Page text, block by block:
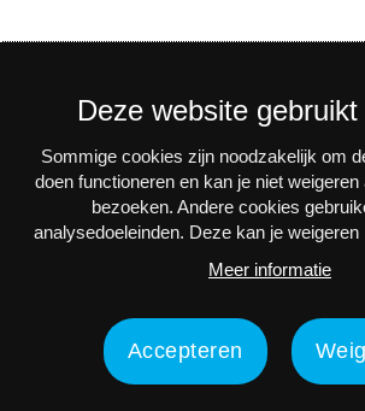
Nieuwsbrief
Via e-mail op de hoogte blijven van
activiteiten? Schrijf je in voor onze
nieuwsbrieven!
Nu inschrijven
Disclaimer
Deze website
Sommige cookies zijn noodzakelijk om
doen functioneren en kan je niet
bezoeken. Andere cookies
analysedoeleinden. Deze kan je weigeren
Meer informatie
Accepteren